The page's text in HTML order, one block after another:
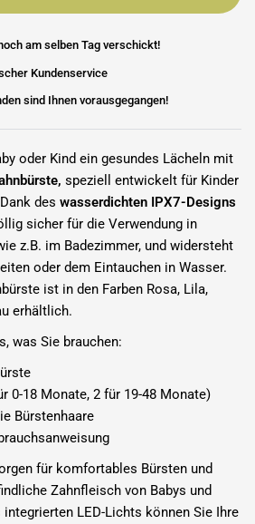
am selben Tag verschickt!
Kundenservice
sind Ihnen vorausgegangen!
oder Kind ein gesundes Lächeln mit
speziell entwickelt für Kinder
deswasserdichten IPX7-Designs
sicher für die Verwendung in
z.B. im Badezimmer, und widersteht
oder dem Eintauchen in Wasser.
ist in den Farben Rosa, Lila,
erhältlich.
was Sie brauchen:
0-18 Monate, 2 für 19-48 Monate)
Bürstenhaare
für komfortables Bürsten und
Zahnfleisch von Babys und
LED-Lichts können Sie Ihre